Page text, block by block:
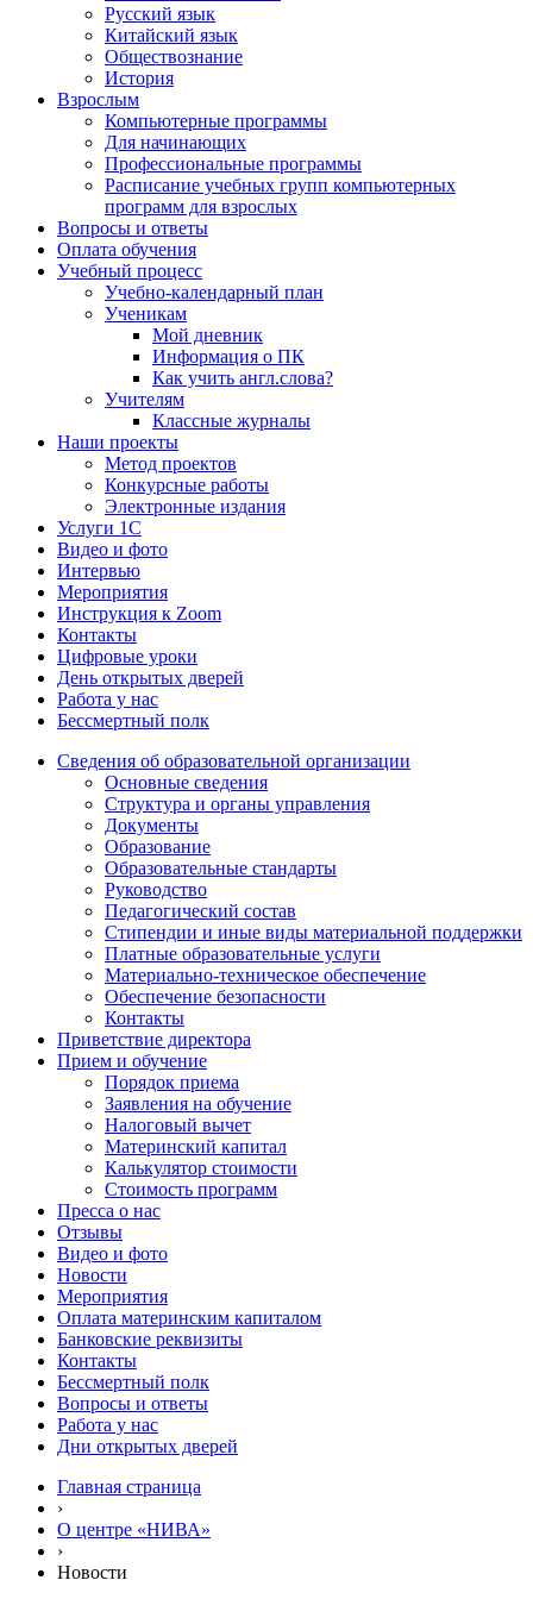
Русский язык
Китайский язык
Обществознание
История
Взрослым
Компьютерные программы
Для начинающих
Профессиональные программы
Расписание учебных групп компьютерных
программ для взрослых
Вопросы и ответы
Оплата обучения
Учебный процесс
Учебно-календарный план
Ученикам
Мой дневник
Информация о ПК
Как учить англ.слова?
Учителям
Классные журналы
Наши проекты
Метод проектов
Конкурсные работы
Электронные издания
Услуги 1C
Видео и фото
Интервью
Мероприятия
Инструкция к Zoom
Контакты
Цифровые уроки
День открытых дверей
Работа у нас
Бессмертный полк
Сведения об образовательной организации
Основные сведения
Структура и органы управления
Документы
Образование
Образовательные стандарты
Руководство
Педагогический состав
Стипендии и иные виды материальной поддержки
Платные образовательные услуги
Материально-техническое обеспечение
Обеспечение безопасности
Контакты
Приветствие директора
Прием и обучение
Порядок приема
Заявления на обучение
Налоговый вычет
Материнский капитал
Калькулятор стоимости
Стоимость программ
Пресса о нас
Отзывы
Видео и фото
Новости
Мероприятия
Оплата материнским капиталом
Банковские реквизиты
Контакты
Бессмертный полк
Вопросы и ответы
Работа у нас
Дни открытых дверей
Главная страница
›
О центре «НИВА»
›
Новости